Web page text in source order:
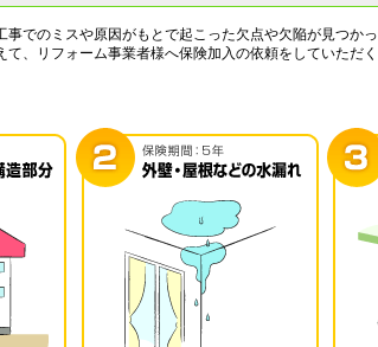
事でのミスや原因がもとで起こった欠点や欠陥が見つか
、リフォーム事業者様へ保険加入の依頼をしていただく